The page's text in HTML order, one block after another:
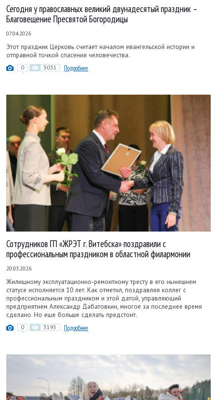
Сегодня у православных великий двунадесятый праздник –
Благовещение Пресвятой Богородицы
07.04.2026
Этот праздник Церковь считает началом евангельской истории и
отправной точкой спасения человечества.
0 3031 Подробнее
Сотрудников ГП «ЖРЭТ г. Витебска» поздравили с
профессиональным праздником в областной филармонии
20.03.2026
Жилищному эксплуатационно-ремонтному тресту в его нынешнем
статусе исполняется 10 лет. Как отметил, поздравляя коллег с
профессиональным праздником и этой датой, управляющий
предприятием Александр Дабатовкин, многое за последнее время
сделано. Но еще больше сделать предстоит.
0 3195 Подробнее